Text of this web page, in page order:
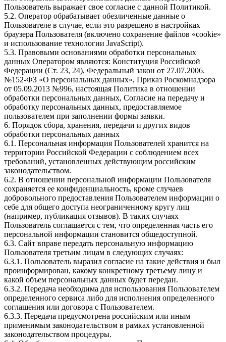
Пользователь выражает свое согласие с данной Политикой.
5.2. Оператор обрабатывает обезличенные данные о
Пользователе в случае, если это разрешено в настройках
браузера Пользователя (включено сохранение файлов «cookie»
и использование технологии JavaScript).
5.3. Правовыми основаниями обработки персональных
данных Оператором являются: Конституция Российской
Федерации (Ст. 23, 24), Федеральный закон от 27.07.2006.
№152-ФЗ «О персональных данных», Приказ Роскомнадзора
от 05.09.2013 №996, настоящая Политика в отношении
обработки персональных данных, Согласие на передачу и
обработку персональных данных, предоставляемое
пользователем при заполнении формы заявки.
6. Порядок сбора, хранения, передачи и других видов
обработки персональных данных
6.1. Персональная информация Пользователей хранится на
территории Российской Федерации с соблюдением всех
требований, установленных действующим российским
законодательством.
6.2. В отношении персональной информации Пользователя
сохраняется ее конфиденциальность, кроме случаев
добровольного предоставления Пользователем информации о
себе для общего доступа неограниченному кругу лиц
(например, публикация отзывов). В таких случаях
Пользователь соглашается с тем, что определенная часть его
персональной информации становится общедоступной.
6.3. Сайт вправе передать персональную информацию
Пользователя третьим лицам в следующих случаях:
6.3.1. Пользователь выразил согласие на такие действия и был
проинформирован, какому конкретному третьему лицу и
какой объем персональных данных будет передан.
6.3.2. Передача необходима для использования Пользователем
определенного сервиса либо для исполнения определенного
соглашения или договора с Пользователем.
6.3.3. Передача предусмотрена российским или иным
применимым законодательством в рамках установленной
законодательством процедуры.